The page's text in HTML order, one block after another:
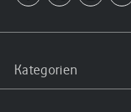
Kategorien